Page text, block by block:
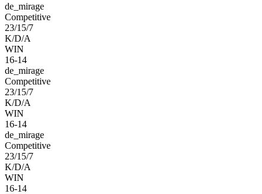
de_mirage
Competitive
23/15/7
K/D/A
WIN
16-14
de_mirage
Competitive
23/15/7
K/D/A
WIN
16-14
de_mirage
Competitive
23/15/7
K/D/A
WIN
16-14